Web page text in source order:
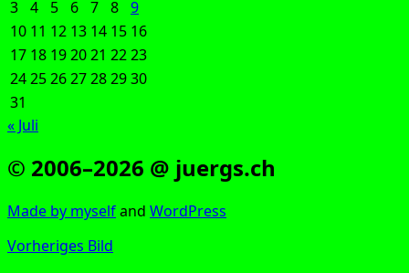
3 4 5 6 7 8 9
10 11 12 13 14 15 16
17 18 192021 2223
24252627282930
31
« Juli
© 2006–2026 @ juergs.ch
Made by mys­elfand Word­Press
Vorheriges Bild